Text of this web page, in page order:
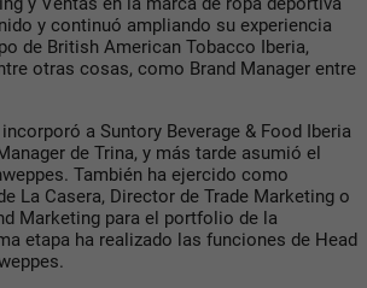
y continuó ampliando su experiencia
de British American Tobacco Iberia,
otras cosas, como Brand Manager entre
a Suntory Beverage & Food Iberia
de Trina, y más tarde asumió el
También ha ejercido como
La Casera, Director de Trade Marketing o
Marketing para el portfolio de la
etapa ha realizado las funciones de Head